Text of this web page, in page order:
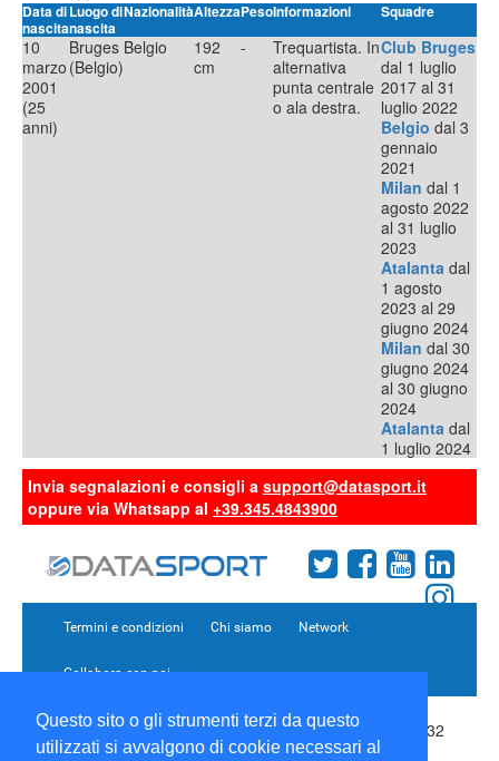
Questo sito o gli strumenti terzi da questo
utilizzati si avvalgono di cookie necessari al
Data di
nascita
Luogo di
nascita
NazionalitàAltezzaPesoInformazioni Squadre
10
marzo
2001
(25
anni)
Bruges
(Belgio)
Belgio
192
cm
-
Trequartista. In
alternativa
punta centrale
o ala destra.
Club Bruges
dal 1 luglio
2017 al 31
luglio 2022
Belgio dal 3
gennaio
2021
Milan dal 1
agosto 2022
al 31 luglio
2023
Atalanta dal
1 agosto
2023 al 29
giugno 2024
Milan dal 30
giugno 2024
al 30 giugno
2024
Atalanta dal
1 luglio 2024
Invia segnalazioni e consigli a support@datasport.it
oppure via Whatsapp al +39.345.4843900
Termini e condizioni Chi siamo Network
Collabora con noi
Copyright 1995-2026 ©Wise SrlVia Palmanova 8 20132
Milano Italia - P. IVA 09072090963 | ISSN: 2499-2925